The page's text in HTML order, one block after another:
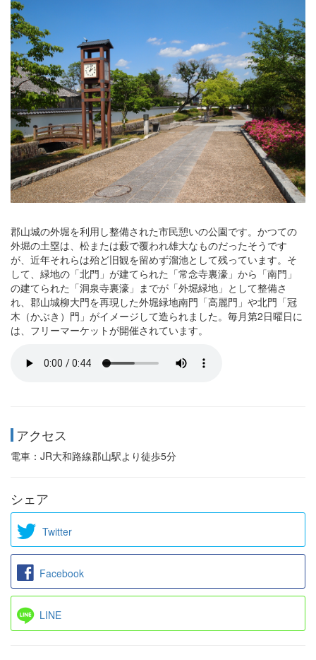
郡山城の外堀を利用し整備された市民憩いの公園です。かつての
外堀の土塁は、松または藪で覆われ雄大なものだったそうです
が、近年それらは殆ど旧観を留めず溜池として残っています。そ
して、緑地の「北門」が建てられた「常念寺裏濠」から「南門」
の建てられた「洞泉寺裏濠」までが「外堀緑地」として整備さ
れ、郡山城柳大門を再現した外堀緑地南門「高麗門」や北門「冠
木（かぶき）門」がイメージして造られました。毎月第2日曜日に
は、フリーマーケットが開催されています。
アクセス
電車：JR大和路線郡山駅より徒歩5分
シェア
Twitter
Facebook
LINE